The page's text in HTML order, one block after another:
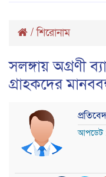
/শিরোনাম
সলঙ্গায় অগ্রণী
গ্রাহকদের
আপডেট